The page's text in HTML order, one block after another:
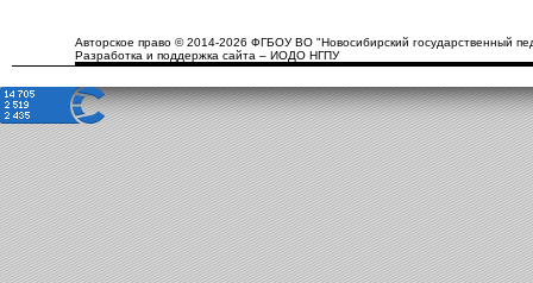
Авторское право © 2014-2026 ФГБОУ ВО "Новосибирский государственный
Разработка и поддержка сайта – ИОДО НГПУ